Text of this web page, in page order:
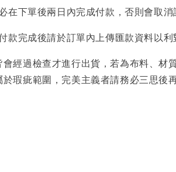
在下單後兩日內完成付款，否則會取消
款完成後請於訂單內上傳匯款資料以利
會經過檢查才進行出貨，若為布料、材
瑕疵範圍，完美主義者請務必三思後